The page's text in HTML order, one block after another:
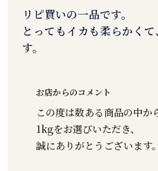
リピ買いの一品です。
とってもイカも柔らかく
す。
お店からのコメント
この度は数ある商品の中か
1kgをお選びいただき、
誠にありがとうございます。